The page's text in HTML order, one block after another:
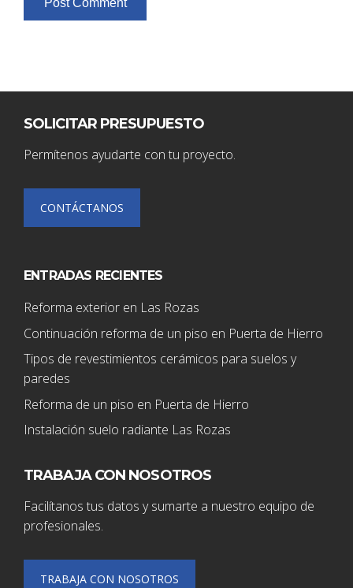
SOLICITAR PRESUPUESTO
Permítenos ayudarte con tu proyecto.
CONTÁCTANOS
ENTRADAS RECIENTES
Reforma exterior en Las Rozas
Continuación reforma de un piso en Puerta de Hierro
Tipos de revestimientos cerámicos para suelos y
paredes
Reforma de un piso en Puerta de Hierro
Instalación suelo radiante Las Rozas
TRABAJA CON NOSOTROS
Facilítanos tus datos y sumarte a nuestro equipo de
profesionales.
TRABAJA CON NOSOTROS